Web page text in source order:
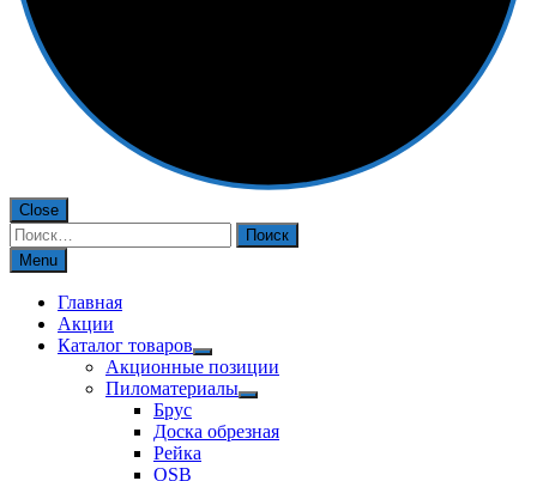
Close
Найти:
Menu
Главная
Акции
Каталог товаров
Акционные позиции
Пиломатериалы
Брус
Доска обрезная
Рейка
OSB